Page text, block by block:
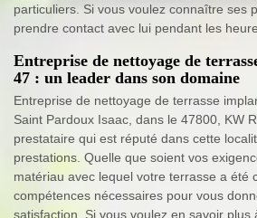
particuliers. Si vous voulez connaître ses
prendre contact avec lui pendant les
Entreprise de nettoyage de
47 : un leader dans son domaine
Entreprise de nettoyage de terrasse
Saint Pardoux Isaac, dans le 47800, KW
prestataire qui est réputé dans cette
prestations. Quelle que soient vos
matériau avec lequel votre terrasse a été
compétences nécessaires pour vous
satisfaction. Si vous voulez en savoir plus